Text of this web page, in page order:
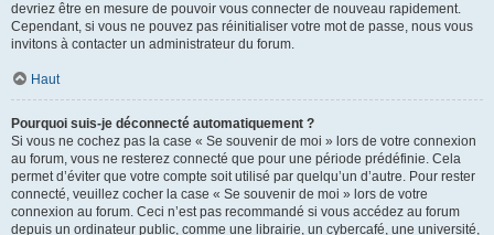
devriez être en mesure de pouvoir vous connecter de nouveau rapidement.
Cependant, si vous ne pouvez pas réinitialiser votre mot de passe, nous vous
invitons à contacter un administrateur du forum.
Haut
Pourquoi suis-je déconnecté automatiquement ?
Si vous ne cochez pas la case « Se souvenir de moi » lors de votre connexion
au forum, vous ne resterez connecté que pour une période prédéfinie. Cela
permet d’éviter que votre compte soit utilisé par quelqu’un d’autre. Pour rester
connecté, veuillez cocher la case « Se souvenir de moi » lors de votre
connexion au forum. Ceci n’est pas recommandé si vous accédez au forum
depuis un ordinateur public, comme une librairie, un cybercafé, une université,